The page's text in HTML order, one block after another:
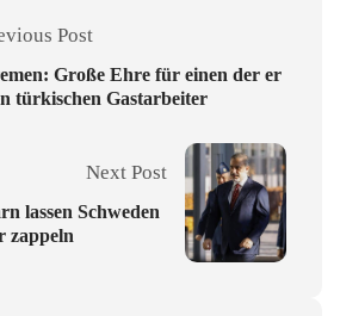
Post
Große Ehre für einen der er
türkischen Gastarbeiter
Next Post
lassen Schweden
zappeln